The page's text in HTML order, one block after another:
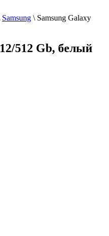
Samsung \ Samsung Galaxy
512 Gb, белый